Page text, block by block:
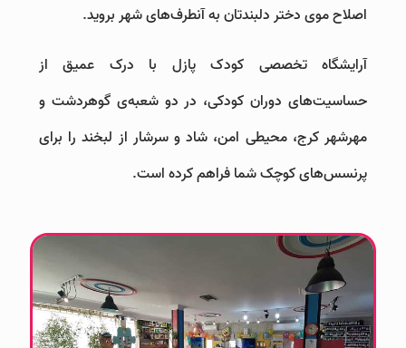
اصلاح موی دختر دلبندتان به آنطرف‌های شهر بروید.
آرایشگاه تخصصی کودک پازل با درک عمیق از
حساسیت‌های دوران کودکی، در دو شعبه‌ی گوهردشت و
مهرشهر کرج، محیطی امن، شاد و سرشار از لبخند را برای
پرنسس‌های کوچک شما فراهم کرده است.